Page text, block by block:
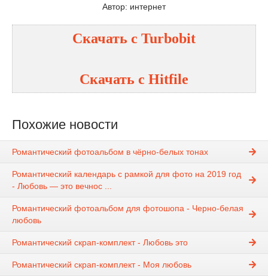
Автор: интернет
Скачать с Turbobit
Скачать с Hitfile
Похожие новости
Романтический фотоальбом в чёрно-белых тонах
Романтический календарь с рамкой для фото на 2019 год
- Любовь — это вечнос ...
Романтический фотоальбом для фотошопа - Черно-белая
любовь
Романтический скрап-комплект - Любовь это
Романтический скрап-комплект - Моя любовь